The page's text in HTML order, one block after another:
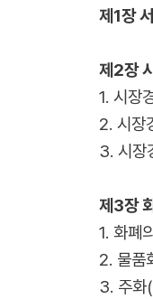
제1장
제2장
1. 시장
2. 시장
3. 시장
제3장
1. 화폐
2. 물
3. 주